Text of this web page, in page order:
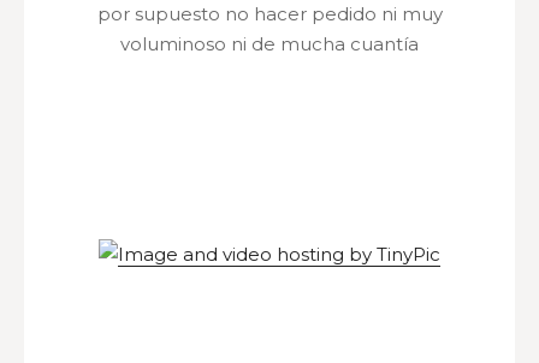
por supuesto no hacer pedido ni muy
voluminoso ni de mucha cuantía